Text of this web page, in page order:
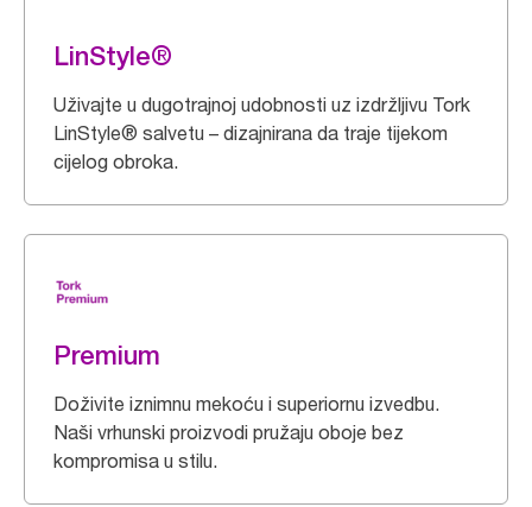
LinStyle®
Uživajte u dugotrajnoj udobnosti uz izdržljivu Tork
LinStyle® salvetu – dizajnirana da traje tijekom
cijelog obroka.
Premium
Doživite iznimnu mekoću i superiornu izvedbu.
Naši vrhunski proizvodi pružaju oboje bez
kompromisa u stilu.